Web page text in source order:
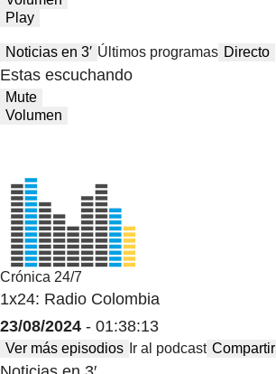
Play
Noticias en 3′ Últimos programas Directo
Estas escuchando
Mute
Volumen
Crónica 24/7
1x24: Radio Colombia
23/08/2024 - 01:38:13
Ver más episodios Ir al podcast Compartir